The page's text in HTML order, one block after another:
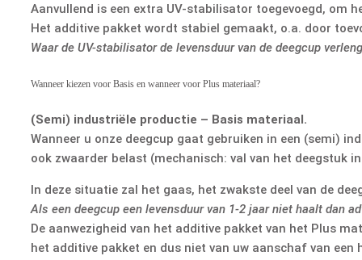
Aanvullend is een extra UV-stabilisator toegevoegd, om
Het additive pakket wordt stabiel gemaakt, o.a. door
Waar de UV-stabilisator de levensduur van de deegcup
Wanneer kiezen voor Basis en wanneer voor Plus materiaal?
(Semi) industriële productie – Basis materiaal.
Wanneer u onze deegcup gaat gebruiken in een (semi)
ook zwaarder belast (mechanisch: val van het deegstuk
In deze situatie zal het gaas, het zwakste deel van de
Als een deegcup een levensduur van 1-2 jaar niet haalt dan
De aanwezigheid van het additive pakket van het Plus
het additive pakket en dus niet van uw aanschaf van een